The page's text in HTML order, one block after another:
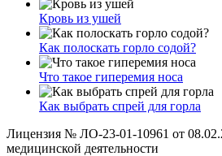
Кровь из ушей
Как полоскать горло содой?
Что такое гиперемия носа
Как выбрать спрей для горла
Лицензия № ЛО-23-01-10961 от
медицинской деятельности